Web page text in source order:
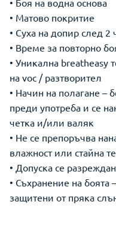
• Боя на водна основа
• Матово покритие
• Суха на допир след 2
• Време за повторно
• Уникална breatheasy
на voc / разтворител
• Начин на полагане –
преди употреба и се
четка и/или валяк
• Не се препоръчва
влажност или стайна
• Допуска се
• Съхранение на
защитени от пряка